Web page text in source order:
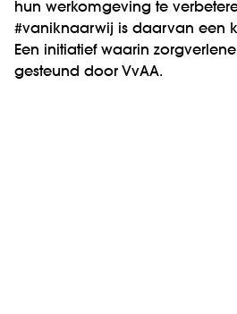
hun werkomgeving te
#vaniknaarwij is daarvan een
Een initiatief waarin
gesteund door VvAA.